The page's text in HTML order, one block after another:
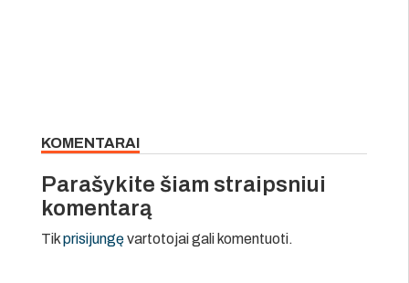
KOMENTARAI
Parašykite šiam straipsniui
komentarą
Tikprisijungęvartotojai gali komentuoti.